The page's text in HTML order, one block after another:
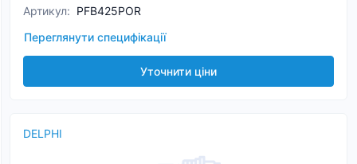
Артикул: PFB425POR
Переглянути специфікації
Уточнити ціни
DELPHI